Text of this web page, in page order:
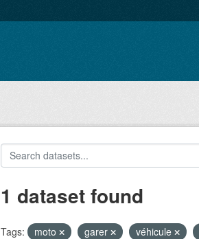
1 dataset found
Tags: moto garer véhicule